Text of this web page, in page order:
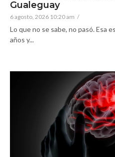
Gualeguay
6 agosto, 2026 10:20 am /
Lo que no se sabe, no pasó. Esa
años y...